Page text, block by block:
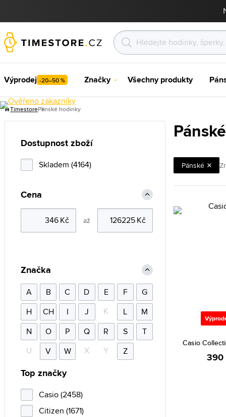
Výprodej -20–50 % Značky Všechny produkty
TimestorePánské hodinky
Pánské
Casio
390
Dostupnost zboží
Skladem (4164)
Cena
až
Značka
A B C D E F
G
H
CH I J K L
M
N
O P Q R S
T
U
V W X Y Z
Top značky
Casio (2458)
Citizen (1671)